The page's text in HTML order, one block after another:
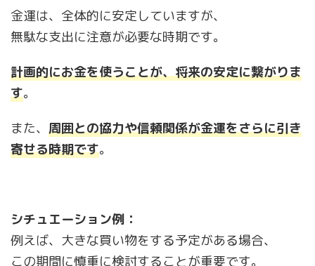
金運は、全体的に安定していますが、
無駄な支出に注意が必要な時期です。
計画的にお金を使うことが、将来の安定に繋がりま
す。
また、 周囲との協力や信頼関係が金運をさらに引き
寄せる時期です。
シチュエーション例：
例えば、大きな買い物をする予定がある場合、
この期間に慎重に検討することが重要です。